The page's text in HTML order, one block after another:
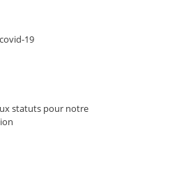
19
statuts pour notre